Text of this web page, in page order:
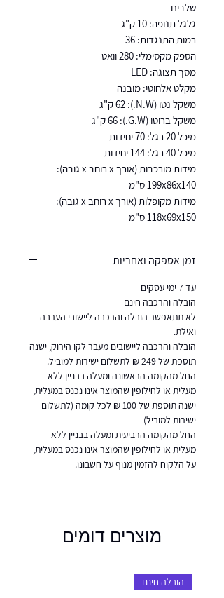
שלבים
גלגל תנופה: 10 ק"ג
רמות התנגדות: 36
הספק מקסימלי: 280 וואט
מסך תצוגה: LED
מקלט אלחוטי: מובנה
משקל נטו (N.W.): 62 ק"ג
משקל ברוטו (G.W.): 66 ק"ג
מיכל 20 רגל: 70 יחידות
מיכל 40 רגל: 144 יחידות
מידות מורכבות (אורך x רוחב x גובה):
199x86x140 ס"מ
מידות מקופלות (אורך x רוחב x גובה):
118x69x150 ס"מ
זמן אספקה ואחריות
עד 7 ימי עסקים
הובלה והרכבה חינם
לא תתאפשר הובלה והרכבה ליישובי הערבה
ואילת.
הובלה והרכבה ליישובים מעבר לקו הירוק, ישנה
תוספת של 249 ₪ לתשלום ישירות למוביל.
החל מהקומה הראשונה ומעלה בבניין ללא
מעלית או לחילופין שהמוצר אינו נכנס במעלית,
ישנה תוספת של 100 ₪ לכל קומה (לתשלום
ישירות למוביל)
החל מהקומה הרביעית ומעלה בבניין ללא
מעלית או לחילופין שהמוצר אינו נכנס במעלית,
על הלקוח להזמין מנוף על חשבונו.
מוצרים דומים
הובלה חינם